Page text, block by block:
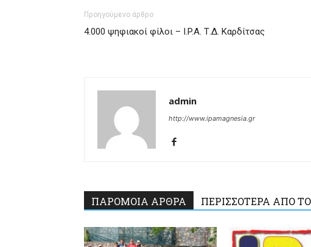
Προηγούμενο άρθρο
4.000 ψηφιακοί φίλοι – I.P.A. Τ.Δ. Καρδίτσας
admin
http://www.ipamagnesia.gr
ΠΑΡΟΜΟΙΑ ΑΡΘΡΑ ΠΕΡΙΣΣΟΤΕΡΑ ΑΠΟ